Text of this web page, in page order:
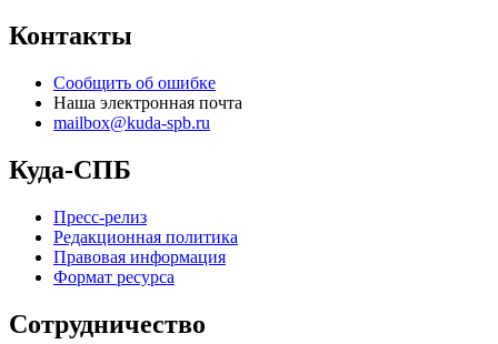
Контакты
Сообщить об ошибке
Наша электронная почта
mailbox@kuda-spb.ru
Куда-СПБ
Пресс-релиз
Редакционная политика
Правовая информация
Формат ресурса
Сотрудничество